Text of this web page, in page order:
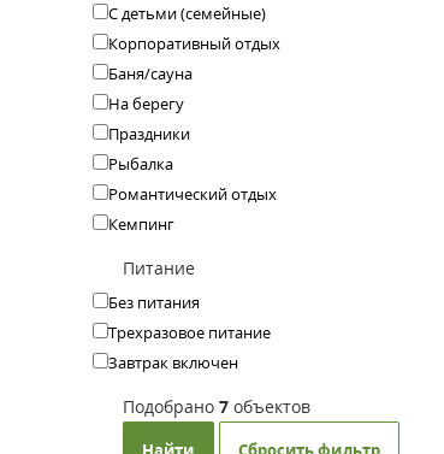
С детьми (семейные)
Корпоративный отдых
Баня/сауна
На берегу
Праздники
Рыбалка
Романтический отдых
Кемпинг
Питание
Без питания
Трехразовое питание
Завтрак включен
Подобрано 7 объектов